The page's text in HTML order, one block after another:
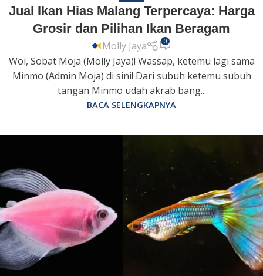
Jual Ikan Hias Malang Terpercaya: Harga
Grosir dan Pilihan Ikan Beragam
Molly Jaya 0
Woi, Sobat Moja (Molly Jaya)! Wassap, ketemu lagi sama
Minmo (Admin Moja) di sini! Dari subuh ketemu subuh
tangan Minmo udah akrab bang...
BACA SELENGKAPNYA